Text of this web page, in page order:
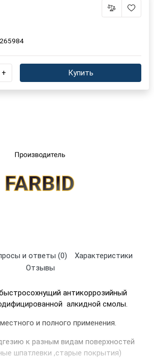
и ответы (0)
Характеристики
Отзывы
антикоррозийный
алкидной смолы.
и полного применения.
к разным видам поверхностей
шпатлевки ,старые покрытия)
+ Купить